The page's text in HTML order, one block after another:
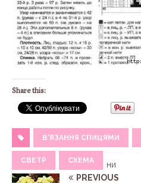
Share this:
В'ЯЗАННЯ СПИЦЯМИ
СВЕТР СХЕМА
ни
PREVIOUS